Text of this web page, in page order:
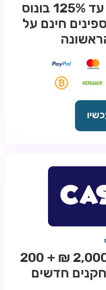
בונוס קבלת פנים: עד 125% בונוס
עד €450 + 250 ספינים חינם על
בונוס מתגלגל עד 2,000 ₪ + 200
חדשים